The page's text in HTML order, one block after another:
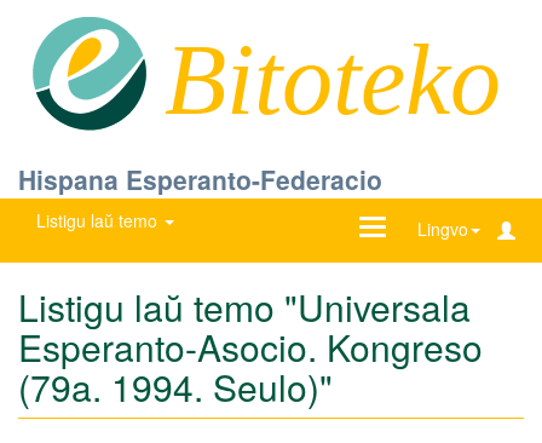
Bitoteko
Hispana Esperanto-Federacio
Listigu laŭ temo Lingvo
Ŝanĝu
Listigu laŭ temo "Universala
Esperanto-Asocio. Kongreso
(79a. 1994. Seulo)"